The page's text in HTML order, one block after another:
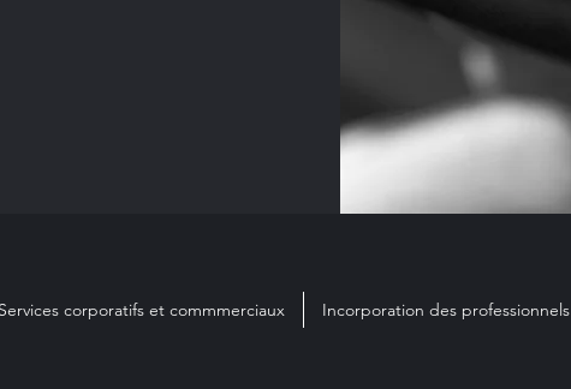
Services corporatifs et commmerciaux Incorporation des professionnels